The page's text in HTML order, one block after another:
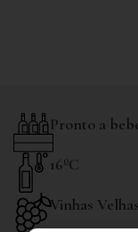
Pronto a
16ºC
Vinhas Velhas